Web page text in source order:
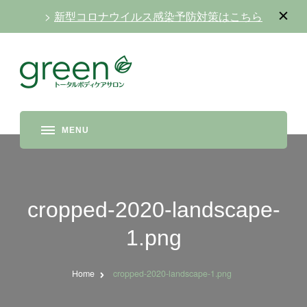
> 新型コロナウイルス感染予防対策はこちら
cropped-2020-landscape-
1.png
Home cropped-2020-landscape-1.png